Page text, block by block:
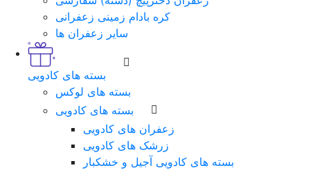
کره بادام زمینی زعفرانی
سایر زعفران ها
بسته های کادویی
بسته های لوکس
بسته های کادویی
زعفران های کادویی
زرشک های کادویی
بسته های کادویی آجیل و خشکبار